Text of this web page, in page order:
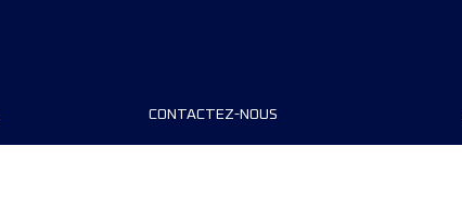
CONTACTEZ-NOUS